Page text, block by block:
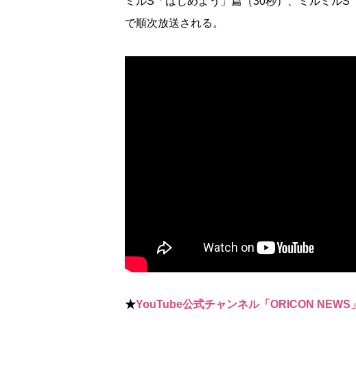
で順次放送される。
★YouTube公式チャンネル「ORICON NEWS」